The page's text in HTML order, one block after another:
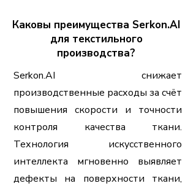
Каковы преимущества Serkon.AI
для текстильного
производства?
Serkon.AI снижает
производственные расходы за счёт
повышения скорости и точности
контроля качества ткани.
Технология искусственного
интеллекта мгновенно выявляет
дефекты на поверхности ткани,